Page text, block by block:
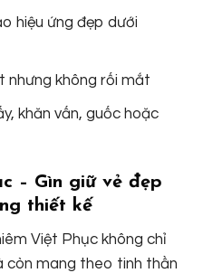
hiệu ứng đẹp dưới
nhưng không rối mắt
khăn vấn, guốc hoặc
– Gìn giữ vẻ đẹp
thiết kế
Việt Phục không chỉ
còn mang theo tinh thần